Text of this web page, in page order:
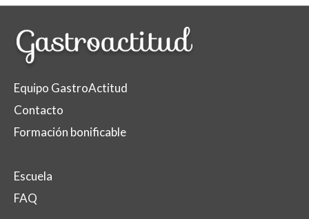
Equipo GastroActitud
Contacto
Formación bonificable
Escuela
FAQ